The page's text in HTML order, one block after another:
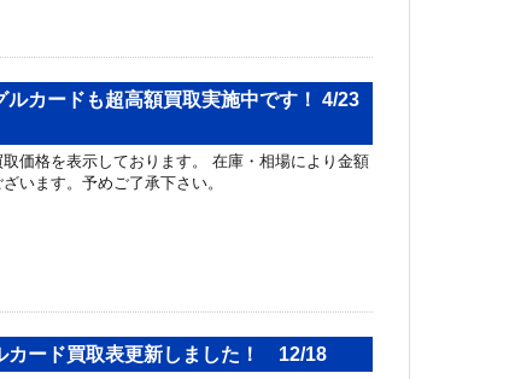
ルカードも超高額買取実施中です！ 4/23
価格を表示しております。 在庫・相場により金額
います。予めご了承下さい。
カード買取表更新しました！ 12/18